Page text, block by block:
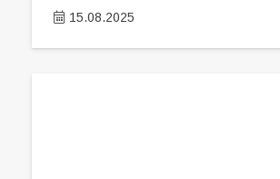
15.08.2025